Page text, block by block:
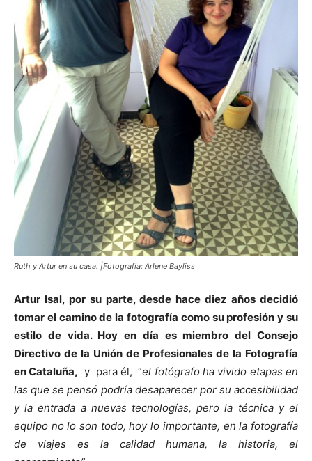
Ruth y Artur en su casa. |Fotografía: Arlene Bayliss
Artur Isal, por su parte, desde hace diez años decidió
tomar el camino de la fotografía como su profesión y su
estilo de vida. Hoy en día es miembro del Consejo
Directivo de la Unión de Profesionales de la Fotografía
en Cataluña, y para él, “el fotógrafo ha vivido etapas en
las que se pensó podría desaparecer por su accesibilidad
y la entrada a nuevas tecnologías, pero la técnica y el
equipo no lo son todo, hoy lo importante, en la fotografía
de viajes es la calidad humana, la historia, el